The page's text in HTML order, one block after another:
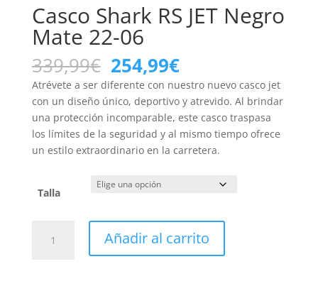
Casco Shark RS JET Negro
Mate 22-06
339,99€ El
precio
original
era:
339,99€.
254,99€El
precio
actual
es:
254,99€.
Atrévete a ser diferente con nuestro nuevo casco jet
con un diseño único, deportivo y atrevido. Al brindar
una protección incomparable, este casco traspasa
los límites de la seguridad y al mismo tiempo ofrece
un estilo extraordinario en la carretera.
Talla
Shark
Añadir al carrito